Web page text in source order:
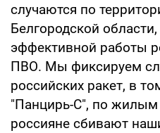
случаются по
Белгородской
эффективной работы
ПВО. Мы фиксируем
российских ракет, в
"Панцирь-С", по
россияне сбивают